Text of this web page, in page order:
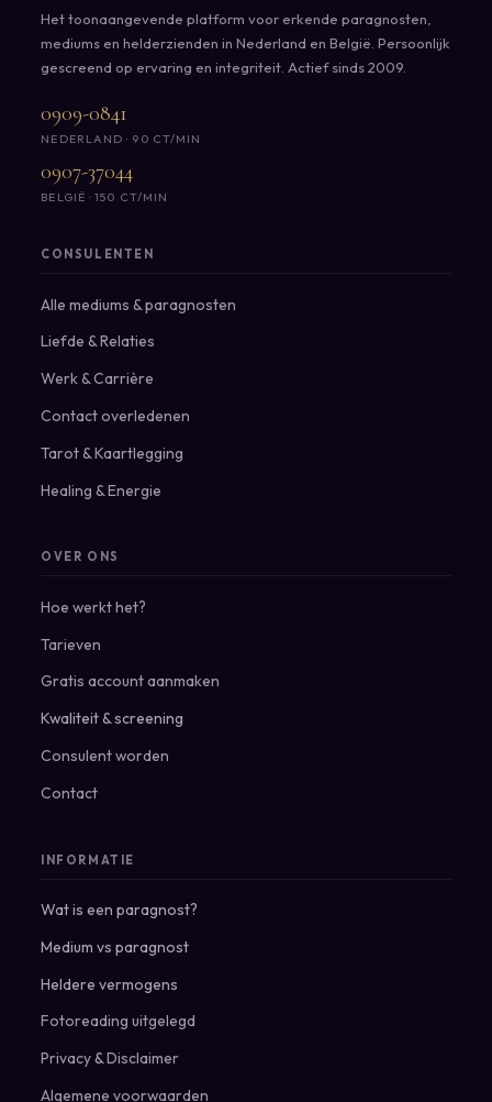
Het toonaangevende platform voor erkende paragnosten,
mediums en helderzienden in Nederland en België. Persoonlijk
gescreend op ervaring en integriteit. Actief sinds 2009.
0909-0841
NEDERLAND · 90 CT/MIN
0907-37044
BELGIË · 150 CT/MIN
CONSULENTEN
Alle mediums & paragnosten
Liefde & Relaties
Werk & Carrière
Contact overledenen
Tarot & Kaartlegging
Healing & Energie
OVER ONS
Hoe werkt het?
Tarieven
Gratis account aanmaken
Kwaliteit & screening
Consulent worden
Contact
INFORMATIE
Wat is een paragnost?
Medium vs paragnost
Heldere vermogens
Fotoreading uitgelegd
Privacy&Disclaimer
Algemene voorwaarden